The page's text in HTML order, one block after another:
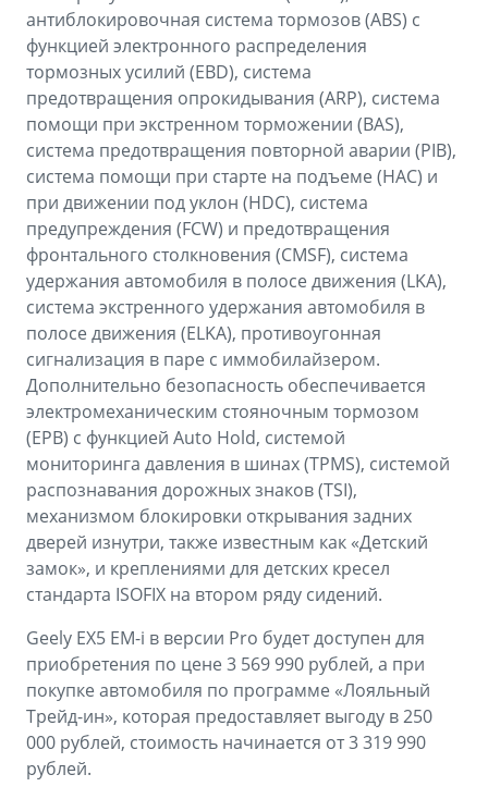
антиблокировочная система тормозов (ABS) с
функцией электронного распределения
тормозных усилий (EBD), система
предотвращения опрокидывания (ARP), система
помощи при экстренном торможении (BAS),
система предотвращения повторной аварии (PIB),
система помощи при старте на подъеме (HАC) и
при движении под уклон (HDC), система
предупреждения (FCW) и предотвращения
фронтального столкновения (CMSF), система
удержания автомобиля в полосе движения (LKA),
система экстренного удержания автомобиля в
полосе движения (ELKA), противоугонная
сигнализация в паре с иммобилайзером.
Дополнительно безопасность обеспечивается
электромеханическим стояночным тормозом
(EPB) с функцией Auto Hold, системой
мониторинга давления в шинах (TPMS), системой
распознавания дорожных знаков (TSI),
механизмом блокировки открывания задних
дверей изнутри, также известным как «Детский
замок», и креплениями для детских кресел
стандарта ISOFIX на втором ряду сидений.
Geely EX5 EM-i в версии Pro будет доступен для
приобретения по цене 3 569 990 рублей, а при
покупке автомобиля по программе «Лояльный
Трейд-ин», которая предоставляет выгоду в 250
000 рублей, стоимость начинается от 3 319 990
рублей.